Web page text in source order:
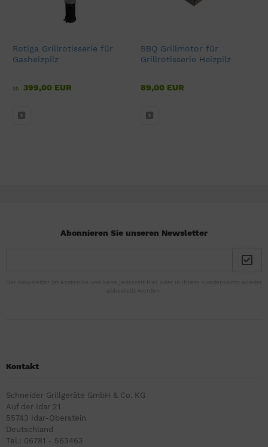
Rotiga Grillrotisserie für
Gasheizpilz
ab 399,00 EUR
BBQ Grillmotor für
Grillrotisserie Heizpilz
89,00 EUR
Abonnieren Sie unseren Newsletter
Der Newsletter ist kostenlos und kann jederzeit hier oder in Ihrem Kundenkonto wieder
abbestellt werden.
Kontakt
Schneider Grillgeräte GmbH & Co. KG
Auf der Idar 21
55743 Idar-Oberstein
Deutschland
Tel.: 06781 - 563463